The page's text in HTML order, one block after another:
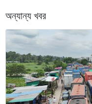
অন্যান্য খবর